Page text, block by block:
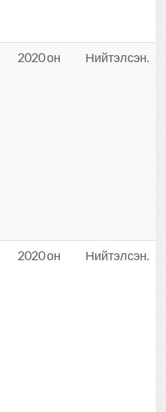
2020 он Нийтэлсэн.
2020 он Нийтэлсэн.